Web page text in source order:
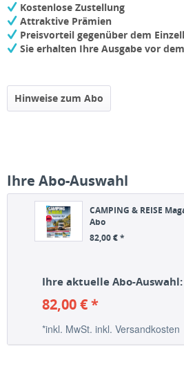
Kostenlose Zustellung
Attraktive Prämien
Preisvorteil gegenüber dem
Sie erhalten Ihre Ausgabe vor
Hinweise zum Abo
Ihre Abo-Auswahl
CAMPING & REISE
Abo
82,00 € *
Ihre aktuelle Abo-Auswahl:
82,00 € *
*inkl. MwSt. inkl. Versandkosten